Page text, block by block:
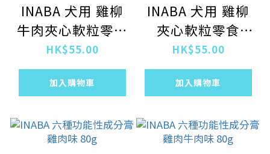
INABA 犬用 雞柳
牛肉夾心軟粒零食
12gx6袋
HK$55.00
加入購物車
INABA 犬用 雞柳
夾心軟粒零食
12gx6袋
HK$55.00
加入購物車